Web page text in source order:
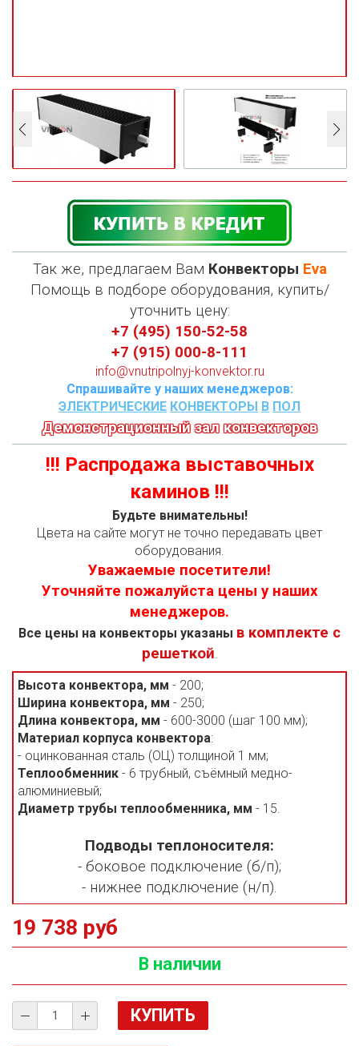
Так же, предлагаем Вам Конвекторы Eva
Помощь в подборе оборудования, купить/
уточнить цену:
+7 (495) 150-52-58
+7 (915) 000-8-111
info@vnutripolnyj-konvektor.ru
Спрашивайте у наших менеджеров:
ЭЛЕКТРИЧЕСКИЕ КОНВЕКТОРЫ В ПОЛ
Демонстрационный зал конвекторов
!!! Распродажа выставочных
каминов !!!
Будьте внимательны!
Цвета на сайте могут не точно передавать цвет
оборудования.
Уважаемые посетители!
Уточняйте пожалуйста цены у наших
менеджеров.
Все цены на конвекторы указаны в комплекте с
решеткой.
Высота конвектора, мм - 200;
Ширина конвектора, мм - 250;
Длина конвектора, мм - 600-3000 (шаг 100 мм);
Материал корпуса конвектора:
- оцинкованная сталь (ОЦ) толщиной 1 мм;
Теплообменник - 6 трубный, съёмный медно-
алюминиевый;
Диаметр трубы теплообменника, мм - 15.
Подводы теплоносителя:
- боковое подключение (б/п);
- нижнее подключение (н/п).
19 738 руб
В наличии